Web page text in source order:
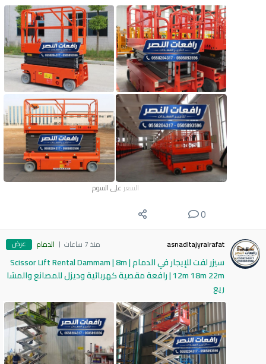
السعر على السوم
0
asnadltajyralrafat منذ 7 ساعات الدمام عرض
سيزر لفت للإيجار في الدمام | Scissor Lift Rental Dammam | 8m
12m 18m 22m | رافعة مقصية كهربائية وديزل للمصانع والمشا
ريع